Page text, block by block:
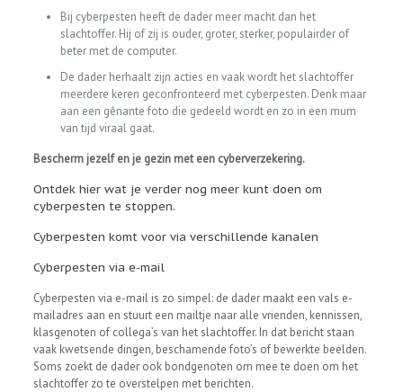
Bij cyberpesten heeft de dader meer macht dan het
slachtoffer. Hij of zij is ouder, groter, sterker, populairder of
beter met de computer.
De dader herhaalt zijn acties en vaak wordt het slachtoffer
meerdere keren geconfronteerd met cyberpesten. Denk maar
aan een gênante foto die gedeeld wordt en zo in een mum
van tijd viraal gaat.
Bescherm jezelf en je gezin met een cyberverzekering.
Ontdek hier wat je verder nog meer kunt doen om
cyberpesten te stoppen.
Cyberpesten komt voor via verschillende kanalen
Cyberpesten via e-mail
Cyberpesten via e-mail is zo simpel: de dader maakt een vals e-
mailadres aan en stuurt een mailtje naar alle vrienden, kennissen,
klasgenoten of collega’s van het slachtoffer. In dat bericht staan
vaak kwetsende dingen, beschamende foto’s of bewerkte beelden.
Soms zoekt de dader ook bondgenoten om mee te doen om het
slachtoffer zo te overstelpen met berichten.